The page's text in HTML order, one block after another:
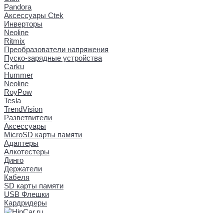
Pandora
Аксессуары Ctek
Инверторы
Neoline
Ritmix
Преобразователи напряжения
Пуско-зарядные устройства
Carku
Hummer
Neoline
RoyPow
Tesla
TrendVision
Разветвители
Аксессуары
MicroSD карты памяти
Адаптеры
Алкотестеры
Динго
Держатели
Кабеля
SD карты памяти
USB Флешки
Кардридеры